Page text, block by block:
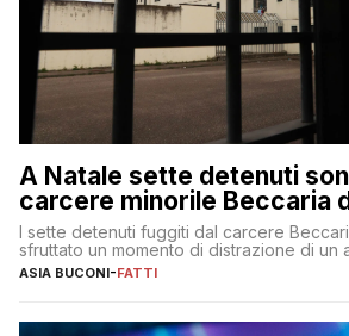
A Natale sette detenuti
carcere minorile Beccaria
I sette detenuti fuggiti dal carcere
sfruttato un momento di distrazione di un
ASIA BUCONI-FATTI